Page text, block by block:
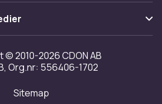
2010-2026 CDON AB
Org.nr: 556406-1702
Sitemap